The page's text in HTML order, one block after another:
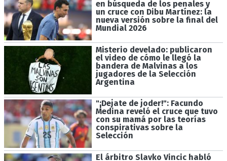
en búsqueda de los penales y
un cruce con Dibu Martínez: la
nueva versión sobre la final del
Mundial 2026
Misterio develado: publicaron
el video de cómo le llegó la
bandera de Malvinas a los
jugadores de la Selección
Argentina
"¡Dejate de joder!": Facundo
Medina reveló el cruce que tuvo
con su mamá por las teorías
conspirativas sobre la
Selección
El árbitro Slavko Vincic habló